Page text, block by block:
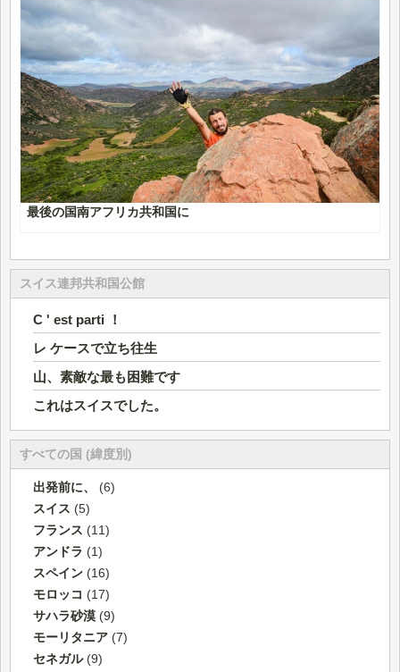
最後の国南アフリカ共和国に
スイス連邦共和国公館
C ' est parti ！
レ ケースで立ち往生
山、素敵な最も困難です
これはスイスでした。
すべての国 (緯度別)
出発前に、
(6)
スイス (5)
フランス (11)
アンドラ (1)
スペイン (16)
モロッコ (17)
サハラ砂漠 (9)
モーリタニア (7)
セネガル(9)